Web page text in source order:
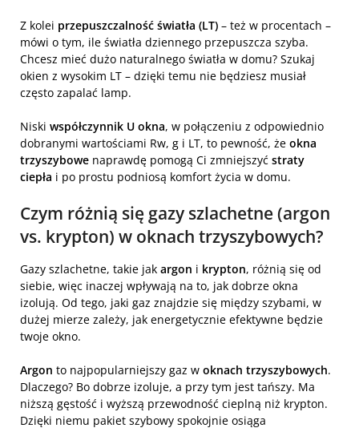
Z kolei przepuszczalność światła (LT) – też w procentach –
mówi o tym, ile światła dziennego przepuszcza szyba.
Chcesz mieć dużo naturalnego światła w domu? Szukaj
okien z wysokim LT – dzięki temu nie będziesz musiał
często zapalać lamp.
Niski współczynnik U okna, w połączeniu z odpowiednio
dobranymi wartościami Rw, g i LT, to pewność, że okna
trzyszybowe naprawdę pomogą Ci zmniejszyć straty
ciepła i po prostu podniosą komfort życia w domu.
Czym różnią się gazy szlachetne (argon
vs. krypton) w oknach trzyszybowych?
Gazy szlachetne, takie jak argon i krypton, różnią się od
siebie, więc inaczej wpływają na to, jak dobrze okna
izolują. Od tego, jaki gaz znajdzie się między szybami, w
dużej mierze zależy, jak energetycznie efektywne będzie
twoje okno.
Argon to najpopularniejszy gaz w oknach trzyszybowych.
Dlaczego? Bo dobrze izoluje, a przy tym jest tańszy. Ma
niższą gęstość i wyższą przewodność cieplną niż krypton.
Dzięki niemu pakiet szybowy spokojnie osiąga